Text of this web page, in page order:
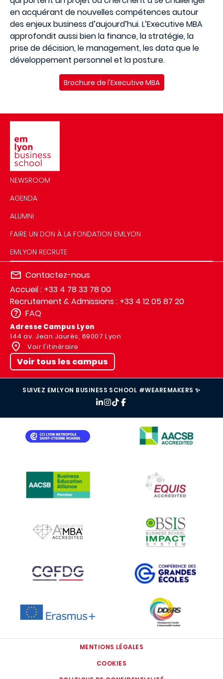
en acquérant de nouvelles compétences autour
des enjeux business d’aujourd’hui. L’Executive MBA
approfondit aussi bien la finance, la stratégie, la
prise de décision, le management, les data que le
développement personnel et la posture.
Brochure de l'Executive MBA
NEWSROOM
AGENDA
ALUMNI
FAIRE UN DON À LA FONDATION EMLYON
EMLYON RECRUTE
Contactez-nous
Accueil : +33 4 78 33 78 00
Recrutement & Admissions : +33 4 12 05 87 20
FAQ
Adresse Campus Lyon
144 av. Jean Jaurès, 69007 Lyon
Voir l'itinéraire
Voir tous les campus
SUIVEZ EMLYON BUSINESS SCHOOL #WEAREMAKERS ✨
IMAGE
IMAGE
IMAGE
IMAGE
IMAGE IMAGE
MENTIONS LÉGALES
COOKIES